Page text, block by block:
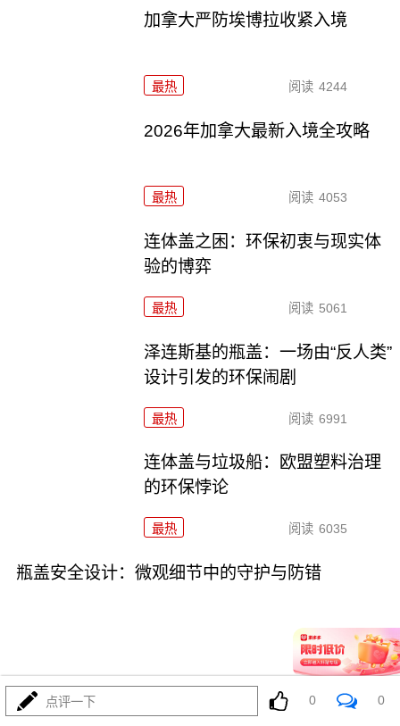
加拿大严防埃博拉收紧入境
最热 阅读 4244
2026年加拿大最新入境全攻略
最热 阅读 4053
连体盖之困：环保初衷与现实体
验的博弈
最热 阅读 5061
泽连斯基的瓶盖：一场由“反人类”
设计引发的环保闹剧
最热 阅读 6991
连体盖与垃圾船：欧盟塑料治理
的环保悖论
最热 阅读 6035
瓶盖安全设计：微观细节中的守护与防错
最热 07-17
点评一下 0 0